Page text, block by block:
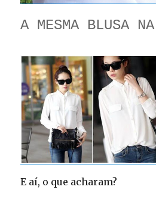
A MESMA BLUSA
E aí, o que acharam?